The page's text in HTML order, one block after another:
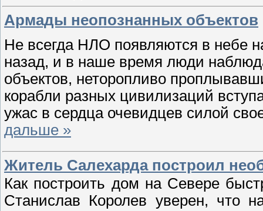
Армады неопознанных объектов
Не всегда НЛО появляются в небе
назад, и в наше время люди
объектов, неторопливо
корабли разных цивилизаций
ужас в сердца очевидцев силой
дальше »
Житель Салехарда построил
Как построить дом на Севере
Станислав Королев уверен, что